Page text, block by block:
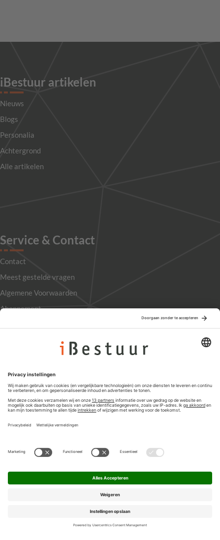
iBestuur artikelen
Nieuws
Blogs
Personalia
Achtergrond
Alle artikelen
Service & Contact
Contact
Meest gestelde vragen
Algemene Voorwaarden
Abonnement
Privacyinstellingen